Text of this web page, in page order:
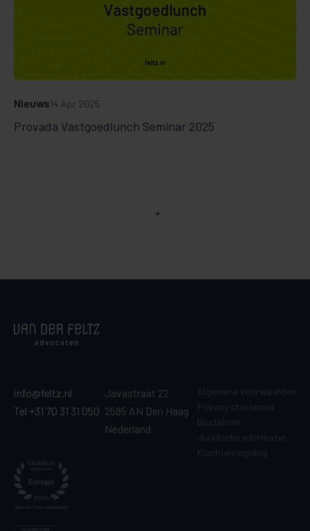
Provada Vastgoedlunch Seminar 2025
Nieuws14 Apr 2025
info@feltz.nl
Tel +31 70 31 31 050
Javastraat 22
2585 AN Den Haag
Nederland
Algemene voorwaarden
Privacy statement
Disclaimer
Juridische informatie
Klachtenregeling